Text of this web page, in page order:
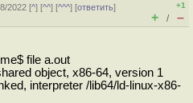
2022 [^] [^^] [^^^] [ответить]
+1
+ / –
file a.out
object, x86-64, version 1
interpreter /lib64/ld-linux-x86-